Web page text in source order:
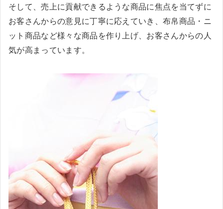
そして、売上に貢献できるような商品に焦点を当てずに
お客さんからの意見に丁寧に応えていき、布帛商品・ニ
ット商品など様々な商品を作り上げ、お客さんからの人
気が高まっています。